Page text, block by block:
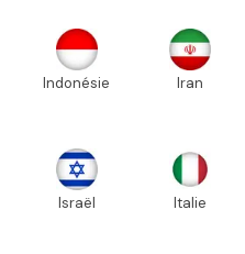
Indonésie Iran
Israël Italie